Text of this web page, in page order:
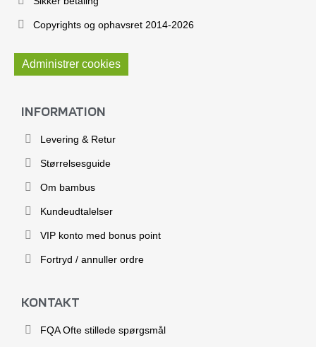
Copyrights og ophavsret 2014-2026
Administrer cookies
INFORMATION
Levering & Retur
Størrelsesguide
Om bambus
Kundeudtalelser
VIP konto med bonus point
Fortryd / annuller ordre
KONTAKT
FQA Ofte stillede spørgsmål